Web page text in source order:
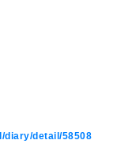
diary/detail/58508